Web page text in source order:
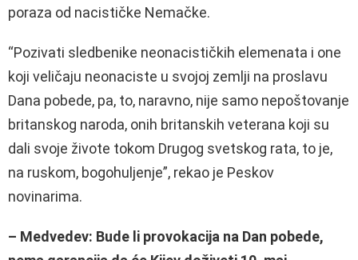
poraza od nacističke Nemačke.
“Pozivati sledbenike neonacističkih elemenata i one
koji veličaju neonaciste u svojoj zemlji na proslavu
Dana pobede, pa, to, naravno, nije samo nepoštovanje
britanskog naroda, onih britanskih veterana koji su
dali svoje živote tokom Drugog svetskog rata, to je,
na ruskom, bogohuljenje”, rekao je Peskov
novinarima.
– Medvedev: Bude li provokacija na Dan pobede,